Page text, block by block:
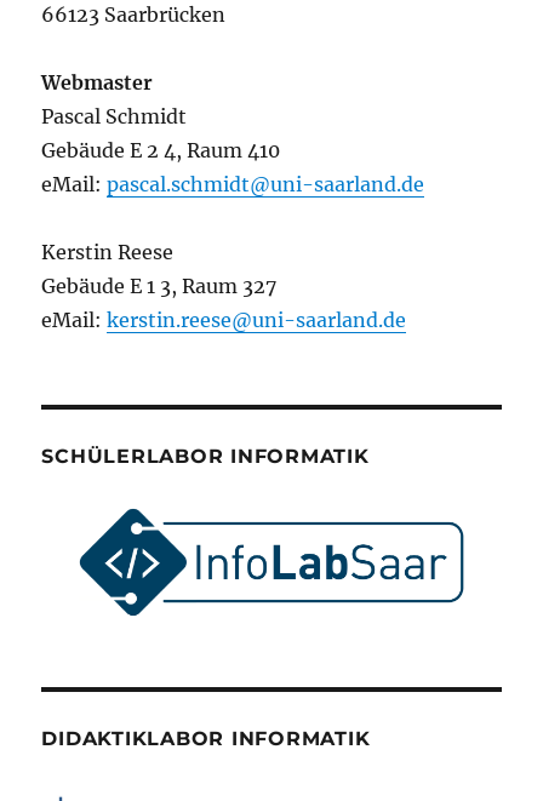
66123 Saarbrücken
Webmaster
Pascal Schmidt
Gebäude E 2 4, Raum 410
eMail:pascal.schmidt@uni-saarland.de
Kerstin Reese
Gebäude E 1 3, Raum 327
eMail:kerstin.reese@uni-saarland.de
SCHÜLERLABOR INFORMATIK
DIDAKTIKLABOR INFORMATIK